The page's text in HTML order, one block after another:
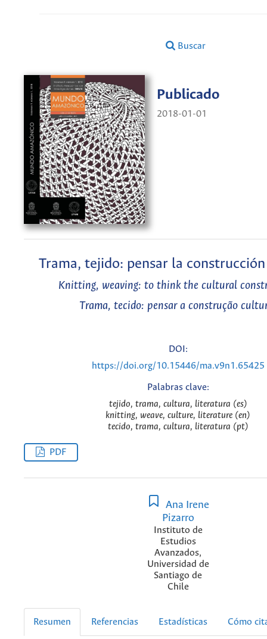
Buscar
Publicado
2018-01-01
Trama, tejido: pensar la
Knitting, weaving: to think the cultural
Trama, tecido: pensar a construção
DOI:
https://doi.org/10.15446/ma.v9n1.65425
Palabras clave:
tejido, trama, cultura, literatura (es)
knitting, weave, culture, literature (en)
tecido, trama, cultura, literatura (pt)
PDF
Ana Irene
Pizarro
Instituto de
Estudios
Avanzados,
Universidad de
Santiago de
Chile
Resumen Referencias Estadísticas Cómo